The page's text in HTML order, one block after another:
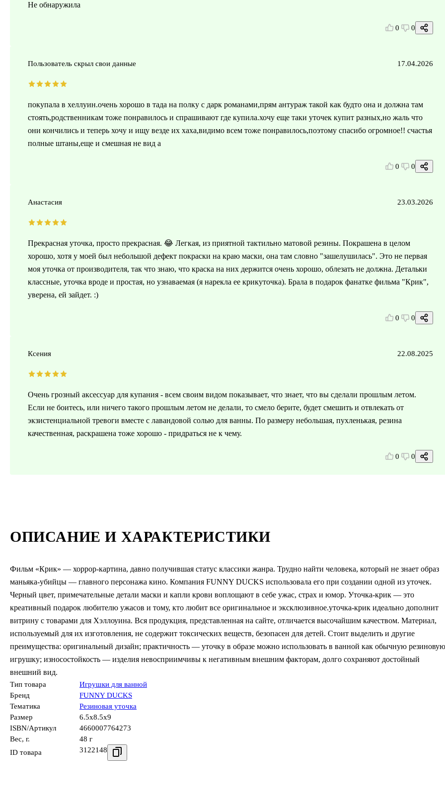
ОПИСАНИЕ И ХАРАКТЕРИСТИКИ
Фильм «Крик» — хоррор-картина, давно получившая статус классики жанра. Трудно найти человека, который не знает образ
маньяка-убийцы — главного персонажа кино. Компания FUNNY DUCKS использовала его при создании одной из уточек.
Черный цвет, примечательные детали маски и капли крови воплощают в себе ужас, страх и юмор. Уточка-крик — это
креативный подарок любителю ужасов и тому, кто любит все оригинальное и эксклюзивное.уточка-крик идеально дополнит
витрину с товарами для Хэллоуина. Вся продукция, представленная на сайте, отличается высочайшим качеством. Материал,
используемый для их изготовления, не содержит токсических веществ, безопасен для детей. Стоит выделить и другие
преимущества: оригинальный дизайн; практичность — уточку в образе можно использовать в ванной как обычную резиновую
игрушку; износостойкость — изделия невосприимчивы к негативным внешним факторам, долго сохраняют достойный
внешний вид.
Тип товара
Игрушки для ванной
Бренд
FUNNY DUCKS
Тематика
Резиновая уточка
Размер
6.5x8.5x9
ISBN/Артикул
4660007764273
Вес, г.
48 г
ID товара
3122148
Не обнаружила
0 0
Пользователь скрыл свои данные 17.04.2026
покупала в хеллуин.очень хорошо в тада на полку с дарк романами,прям антураж такой как будто она и должна там
стоять,родственникам тоже понравилось и спрашивают где купила.хочу еще таки уточек купит разных,но жаль что
они кончились и теперь хочу и ищу везде их хаха,видимо всем тоже понравилось,поэтому спасибо огромное!! счастья
полные штаны,еще и смешная не вид а
0 0
Анастасия 23.03.2026
Прекрасная уточка, просто прекрасная. 😂 Легкая, из приятной тактильно матовой резины. Покрашена в целом
хорошо, хотя у моей был небольшой дефект покраски на краю маски, она там словно "зашелушилась". Это не первая
моя уточка от производителя, так что знаю, что краска на них держится очень хорошо, облезать не должна. Детальки
классные, уточка вроде и простая, но узнаваемая (я нарекла ее крикуточка). Брала в подарок фанатке фильма "Крик",
уверена, ей зайдет. :)
0 0
Ксения 22.08.2025
Очень грозный аксессуар для купания - всем своим видом показывает, что знает, что вы сделали прошлым летом.
Если не боитесь, или ничего такого прошлым летом не делали, то смело берите, будет смешить и отвлекать от
экзистенциальной тревоги вместе с лавандовой солью для ванны. По размеру небольшая, пухленькая, резина
качественная, раскрашена тоже хорошо - придраться не к чему.
0 0